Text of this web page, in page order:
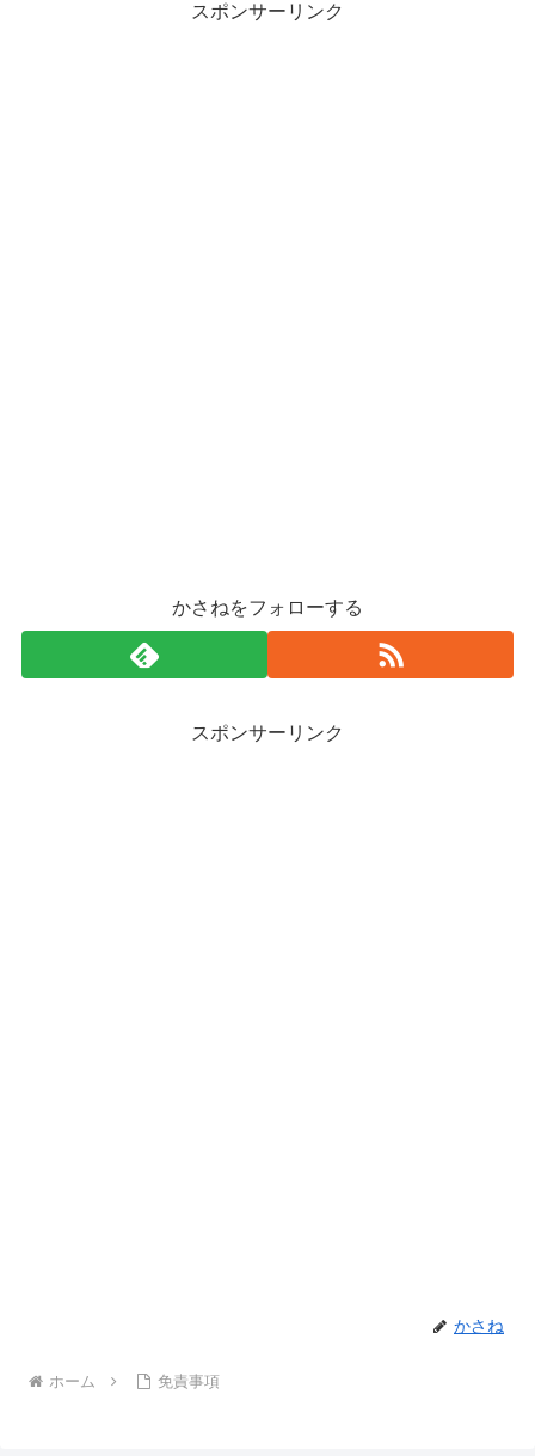
スポンサーリンク
かさねをフォローする
スポンサーリンク
かさね
ホーム 免責事項